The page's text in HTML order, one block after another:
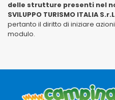
delle strutture presenti nel
SVILUPPO TURISMO ITALIA
pertanto il diritto di iniziare
modulo.